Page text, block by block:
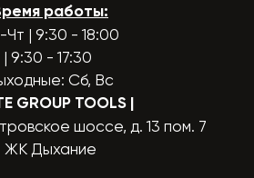
работы:
Чт | 9:30 - 18:00
| 9:30 - 17:30
Сб, Вс
GROUP TOOLS |
шоссе, д. 13 пом. 7
ЖК Дыхание